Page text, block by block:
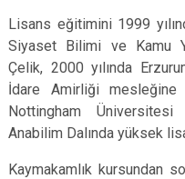
Lisans eğitimini 1999
Siyaset Bilimi ve Kamu
Çelik, 2000 yılında
İdare Amirliği mesleğine
Nottingham
Anabilim Dalında yüksek
Kaymakamlık kursundan